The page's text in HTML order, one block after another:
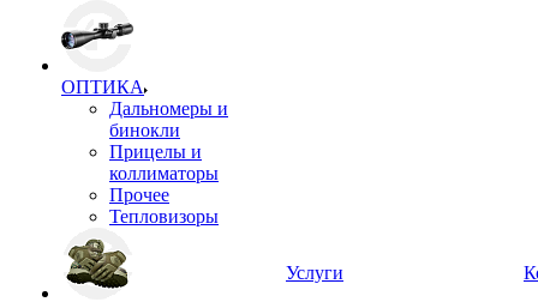
ОПТИКА
Дальномеры и
бинокли
Прицелы и
коллиматоры
Прочее
Тепловизоры
Услуги